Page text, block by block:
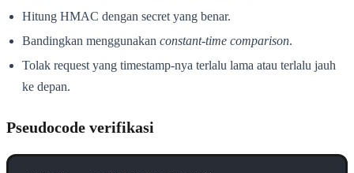
Hitung HMAC dengan secret yang benar.
Bandingkan menggunakan constant-time comparison.
Tolak request yang timestamp-nya terlalu lama atau terlalu jauh
ke depan.
Pseudocode verifikasi